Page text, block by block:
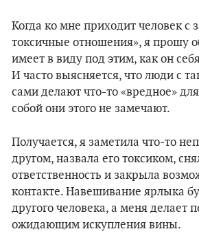
Когда ко мне приходит человек с
токсичные отношения», я прошу
имеет в виду под этим, как он
И часто выясняется, что люди с
сами делают что-то «вредное»
собой они этого не замечают.
Получается, я заметила что-то
другом, назвала его токсиком,
ответственность и закрыла
контакте. Навешивание ярлыка
другого человека, а меня делает
ожидающим искупления вины.